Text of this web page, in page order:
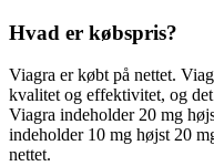
Hvad er købspris?
Viagra er købt på nettet.
kvalitet og effektivitet, og
Viagra indeholder 20 mg
indeholder 10 mg højst 20
nettet.